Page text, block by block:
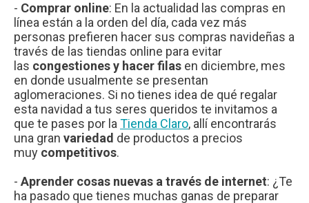
- Comprar online: En la actualidad las compras en
línea están a la orden del día, cada vez más
personas prefieren hacer sus compras navideñas a
través de las tiendas online para evitar
las congestiones y hacer filas en diciembre, mes
en donde usualmente se presentan
aglomeraciones. Si no tienes idea de qué regalar
esta navidad a tus seres queridos te invitamos a
que te pases por la Tienda Claro, allí encontrarás
una gran variedad de productos a precios
muy competitivos.
- Aprender cosas nuevas a través de internet: ¿Te
ha pasado que tienes muchas ganas de preparar